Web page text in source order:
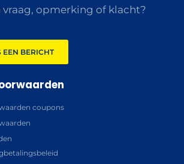
vraag, opmerking of klacht?
EEN BERICHT
coupons